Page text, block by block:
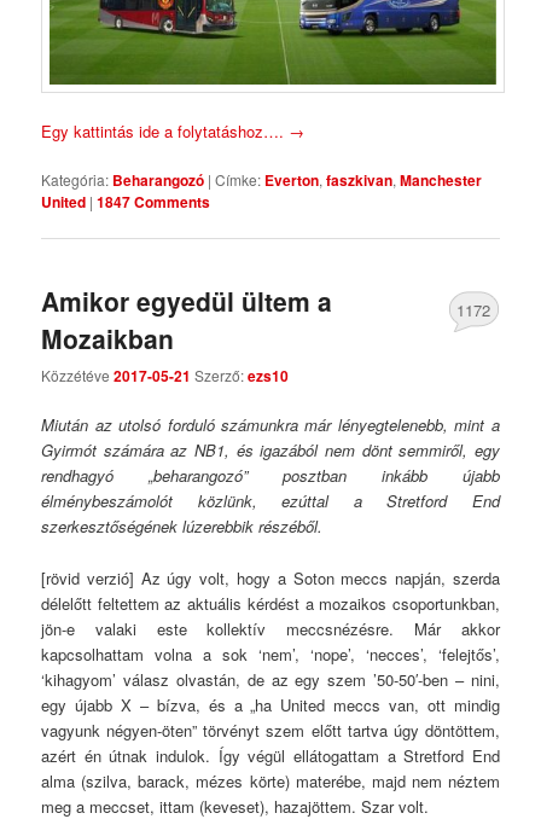
Egy kattintás ide a folytatáshoz…. →
Kategória: Beharangozó |Címke: Everton,faszkivan,Manchester
United |1847 Comments
Amikor egyedül ültem a
Mozaikban
Közzétéve2017-05-21 Szerző:ezs10
1172
Miután az utolsó forduló számunkra már lényegtelenebb, mint a
Gyirmót számára az NB1, és igazából nem dönt semmiről, egy
rendhagyó „beharangozó” posztban inkább újabb
élménybeszámolót közlünk, ezúttal a Stretford End
szerkesztőségének lúzerebbik részéből.
[rövid verzió] Az úgy volt, hogy a Soton meccs napján, szerda
délelőtt feltettem az aktuális kérdést a mozaikos csoportunkban,
jön-e valaki este kollektív meccsnézésre. Már akkor
kapcsolhattam volna a sok ‘nem’, ‘nope’, ‘necces’, ‘felejtős’,
‘kihagyom’ válasz olvastán, de az egy szem ’50-50′-ben – nini,
egy újabb X – bízva, és a „ha United meccs van, ott mindig
vagyunk négyen-öten” törvényt szem előtt tartva úgy döntöttem,
azért én útnak indulok. Így végül ellátogattam a Stretford End
alma (szilva, barack, mézes körte) materébe, majd nem néztem
meg a meccset, ittam (keveset), hazajöttem. Szar volt.